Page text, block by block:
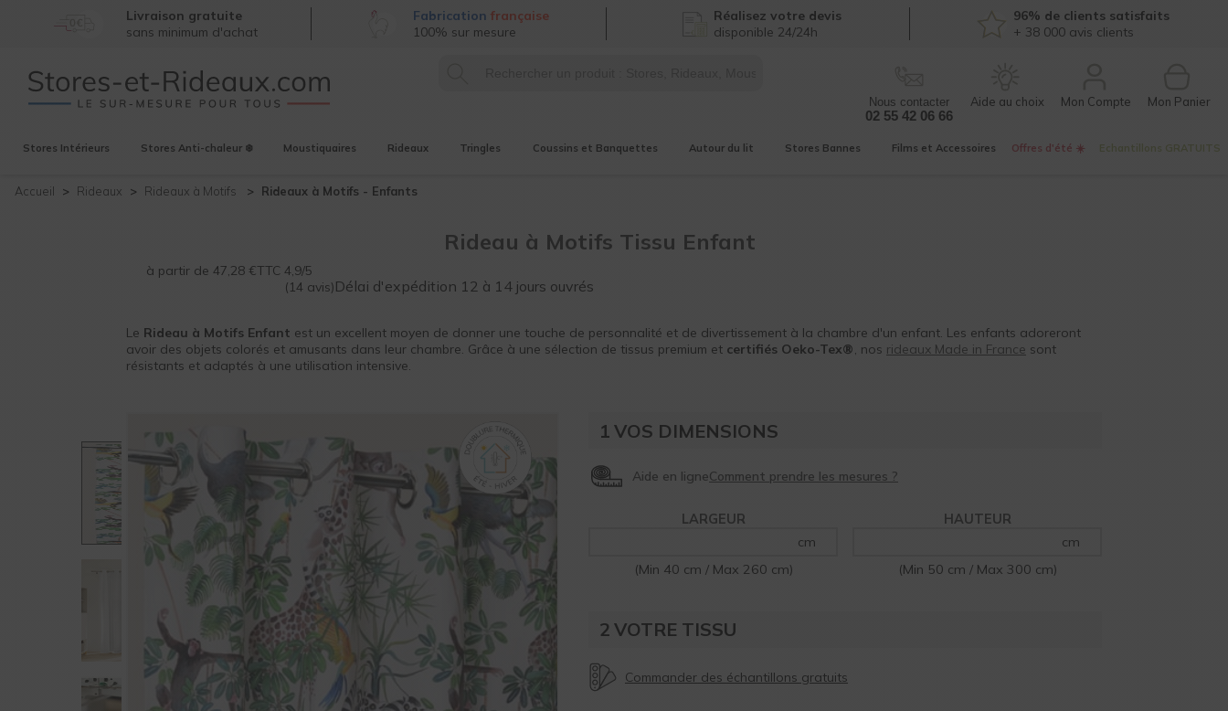
Livraison gratuite
sans minimum d'achat
Fabrication française
100% sur mesure
Réalisezvotre devis
disponible 24/24h
96% de clients satisfaits
+ 38 000avis clients
Nous contacter
02 55 42 06 66
Mon Compte
Stores Intérieurs Stores Anti-chaleur ❄️ Moustiquaires Rideaux Tringles Coussins et Banquettes Autour du lit Stores Bannes Films et Accessoires Offres d'été ☀️ Echantillons GRATUITS
Accueil Rideaux Rideaux à Motifs Rideaux à Motifs - Enfants
Rideau à Motifs Tissu Enfant
à partir de 47,28 €TTC 4,9/5
(14 avis)Délai d'expédition 12 à 14 jours ouvrés
Le Rideau à Motifs Enfant est un excellent moyen de donner une touche de personnalité et de divertissement à la chambre d'un enfant. Les enfants adoreront
avoir des objets colorés et amusants dans leur chambre. Grâce à une sélection de tissus premium et certifiés Oeko-Tex®, nos rideaux Made in France sont
résistants et adaptés à une utilisation intensive.
1 VOS DIMENSIONS
Aide en ligne
LARGEUR
cm
(Min 40 cm / Max 260 cm)
HAUTEUR
cm
(Min 50 cm / Max 300 cm)
2 VOTRE TISSU